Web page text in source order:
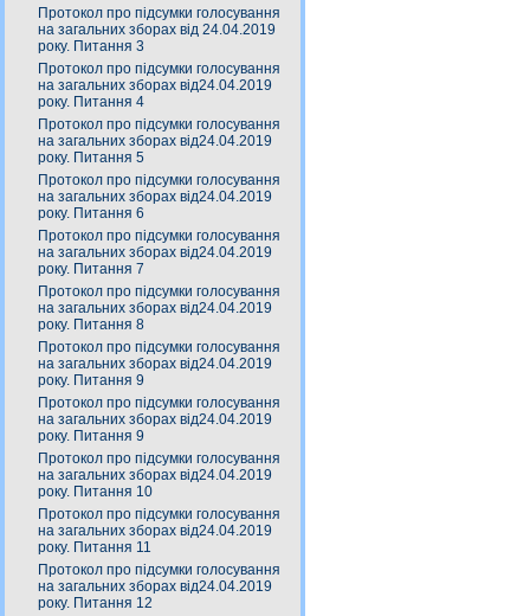
Протокол про підсумки голосування
на загальних зборах від 24.04.2019
року. Питання 3
Протокол про підсумки голосування
на загальних зборах від24.04.2019
року. Питання 4
Протокол про підсумки голосування
на загальних зборах від24.04.2019
року. Питання 5
Протокол про підсумки голосування
на загальних зборах від24.04.2019
року. Питання 6
Протокол про підсумки голосування
на загальних зборах від24.04.2019
року. Питання 7
Протокол про підсумки голосування
на загальних зборах від24.04.2019
року. Питання 8
Протокол про підсумки голосування
на загальних зборах від24.04.2019
року. Питання 9
Протокол про підсумки голосування
на загальних зборах від24.04.2019
року. Питання 9
Протокол про підсумки голосування
на загальних зборах від24.04.2019
року. Питання 10
Протокол про підсумки голосування
на загальних зборах від24.04.2019
року. Питання 11
Протокол про підсумки голосування
на загальних зборах від24.04.2019
року. Питання 12